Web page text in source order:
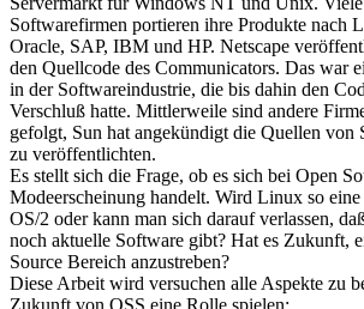
unmöglich gehalten hätte. Linux ist eine
Servermarkt für Windows NT und Unix.
Softwarefirmen portieren ihre Produkte nach
Oracle, SAP, IBM und HP. Netscape
den Quellcode des Communicators. Das war
in der Softwareindustrie, die bis dahin den
Verschluß hatte. Mittlerweile sind andere
gefolgt, Sun hat angekündigt die Quellen von
zu veröffentlichten.
Es stellt sich die Frage, ob es sich bei Open
Modeerscheinung handelt. Wird Linux so
OS/2 oder kann man sich darauf verlassen,
noch aktuelle Software gibt? Hat es Zukunft,